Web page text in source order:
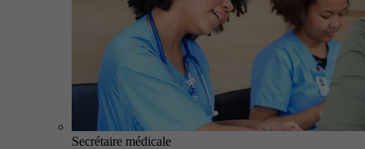
Secrétaire médicale